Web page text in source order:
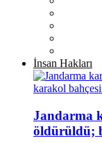
İnsan Hakları
Jandarma
öldürüldü;